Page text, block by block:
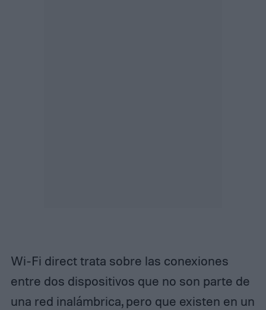
Wi-Fi direct trata sobre las conexiones
entre dos dispositivos que no son parte de
una red inalámbrica, pero que existen en un